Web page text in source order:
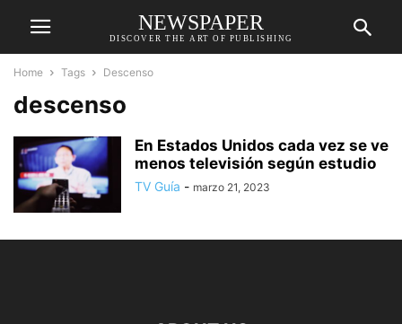
NEWSPAPER
DISCOVER THE ART OF PUBLISHING
Home Tags Descenso
descenso
En Estados Unidos cada vez se ve
menos televisión según estudio
TV Guía - marzo 21, 2023